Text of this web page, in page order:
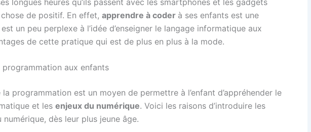
de positif. En effet, apprendre à coder à ses enfants est une
un peu perplexe à l’idée d’enseigner le langage informatique aux
de cette pratique qui est de plus en plus à la mode.
programmation aux enfants
programmation est un moyen de permettre à l’enfant d’appréhender le
et les enjeux du numérique. Voici les raisons d’introduire les
dès leur plus jeune âge.